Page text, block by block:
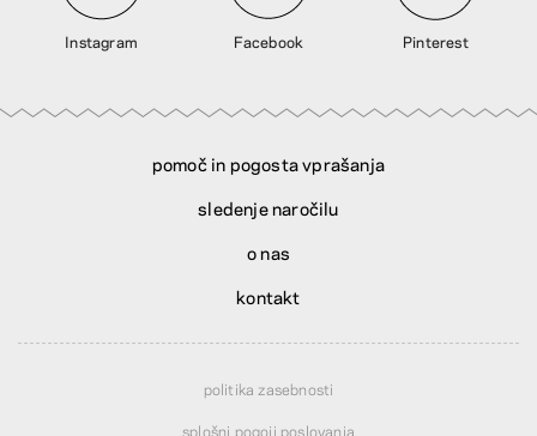
Instagram Facebook Pinterest
pomoč in pogosta vprašanja
sledenje naročilu
o nas
kontakt
politika zasebnosti
splošni pogoji poslovanja